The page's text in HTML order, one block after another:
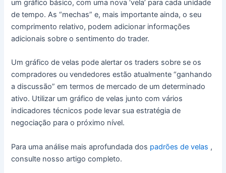
um gráfico básico, com uma nova ‘vela’ para cada unidade
de tempo.As “mechas” e, mais importante ainda, o seu
comprimento relativo, podem adicionar informações
adicionais sobre o sentimento do trader.
Um gráfico de velas pode alertar os traders sobre se os
compradores ou vendedores estão atualmente “ganhando
a discussão” em termos de mercado de um determinado
ativo. Utilizar um gráfico de velas junto com vários
indicadores técnicos pode levar sua estratégia de
negociação para o próximo nível.
Para uma análise mais aprofundada dos padrões de velas ,
consulte nosso artigo completo.